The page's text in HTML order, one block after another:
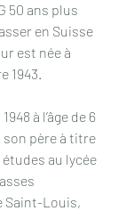
50 ans plus
en Suisse
est née à
1943.
à l’âge de 6
son père à titre
au lycée
Saint-Louis,